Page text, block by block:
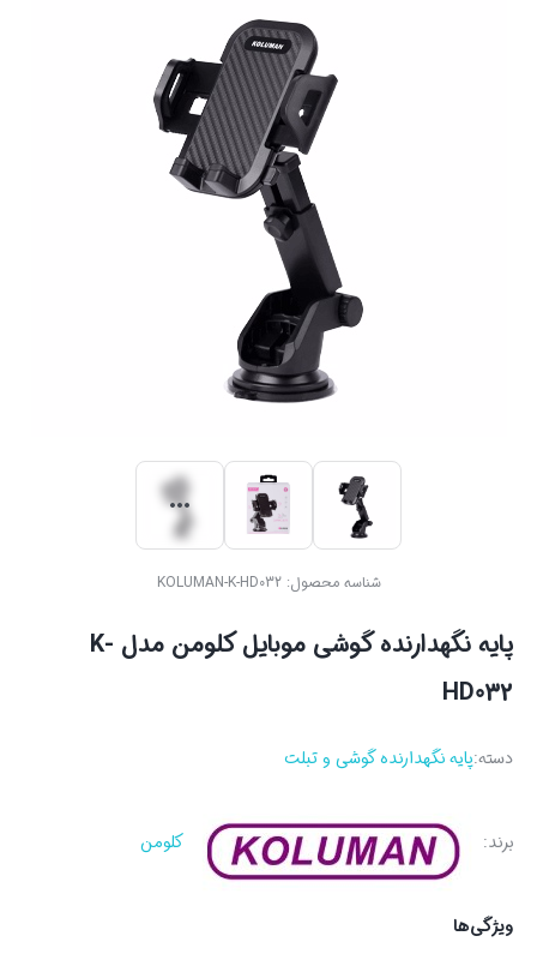
شناسه محصول:KOLUMAN-K-HD032
پایه نگهدارنده گوشی موبایل کلومن مدل K-
HD032
دسته:پایه نگهدارنده گوشی و تبلت
برند: کلومن
ویژگی‌ها